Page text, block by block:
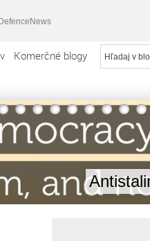
Komerčné blogy